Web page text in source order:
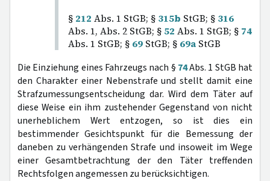
§ 212 Abs. 1 StGB; § 315b StGB; § 316
Abs. 1, Abs. 2 StGB; § 52 Abs. 1 StGB; § 74
Abs. 1 StGB; § 69 StGB; § 69a StGB
Die Einziehung eines Fahrzeugs nach § 74Abs. 1 StGB hat
den Charakter einer Nebenstrafe und stellt damit eine
Strafzumessungsentscheidung dar. Wird dem Täter auf
diese Weise ein ihm zustehender Gegenstand von nicht
unerheblichem Wert entzogen, so ist dies ein
bestimmender Gesichtspunkt für die Bemessung der
daneben zu verhängenden Strafe und insoweit im Wege
einer Gesamtbetrachtung der den Täter treffenden
Rechtsfolgen angemessen zu berücksichtigen.